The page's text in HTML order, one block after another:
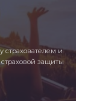
и
защиты